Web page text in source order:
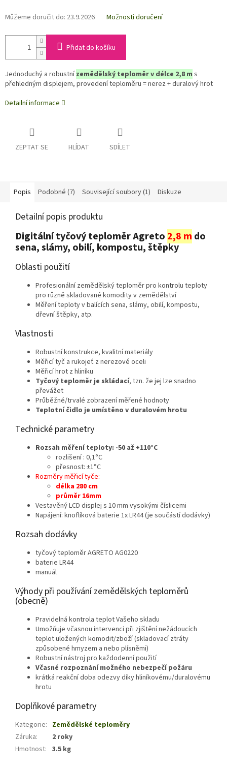
Můžeme doručit do: 23.9.2026 Možnosti doručení
Přidat do košíku
Jednoduchý a robustnízemědělský teploměr v délce 2,8 m s
přehledným displejem, provedení teploměru = nerez + duralový hrot
Detailní informace
ZEPTAT SE HLÍDAT SDÍLET
Popis Podobné (7) Související soubory (1) Diskuze
Detailní popis produktu
Digitální tyčový teploměr Agreto 2,8 m do
sena, slámy, obilí, kompostu, štěpky
Oblasti použití
Profesionální zemědělský teploměr pro kontrolu teploty
pro různě skladované komodity v zemědělství
Měření teploty v balících sena, slámy, obilí, kompostu,
dřevní štěpky, atp.
Vlastnosti
Robustní konstrukce, kvalitní materiály
Měřicí tyč a rukojeť z nerezové oceli
Měřicí hrot z hliníku
Tyčový teploměr je skládací, tzn. že jej lze snadno
převážet
Průběžné/trvalé zobrazení měřené hodnoty
Teplotní čidlo je umístěno v duralovém hrotu
Technické parametry
Rozsah měření teploty: -50 až +110°C
rozlišení : 0,1°C
přesnost: ±1°C
Rozměry měřicí tyče:
délka 280 cm
průměr 16mm
Vestavěný LCD displej s 10 mm vysokými číslicemi
Napájení: knoflíková baterie 1x LR44 (je součástí dodávky)
Rozsah dodávky
tyčový teploměr AGRETO AG0220
baterie LR44
manuál
Výhody při používání zemědělských teploměrů
(obecně)
Pravidelná kontrola teplot Vašeho skladu
Umožňuje včasnou intervenci při zjištění nežádoucích
teplot uložených komodit/zboží (skladovací ztráty
způsobené hmyzem a nebo plísněmi)
Robustní nástroj pro každodenní použití
Včasné rozpoznání možného nebezpečí požáru
krátká reakční doba odezvy díky hliníkovému/duralovému
hrotu
Doplňkové parametry
Kategorie: Zemědělské teploměry
Záruka:
2 roky
Hmotnost: 3.5 kg